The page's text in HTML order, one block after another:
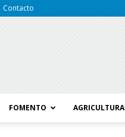
Contacto
FOMENTO AGRICULTURA